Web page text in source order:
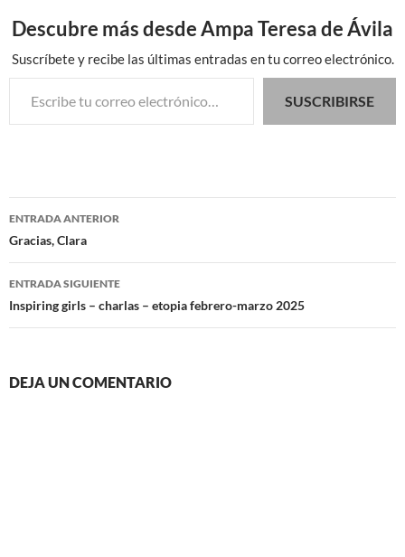
Descubre más desde Ampa Teresa de Ávila
Suscríbete y recibe las últimas entradas en tu correo electrónico.
Escribe tu correo electrónico…
SUSCRIBIRSE
Navegación
de
entradas
ENTRADA ANTERIOR
Gracias, Clara
ENTRADA SIGUIENTE
Inspiring girls – charlas – etopia febrero-marzo 2025
DEJA UN COMENTARIO